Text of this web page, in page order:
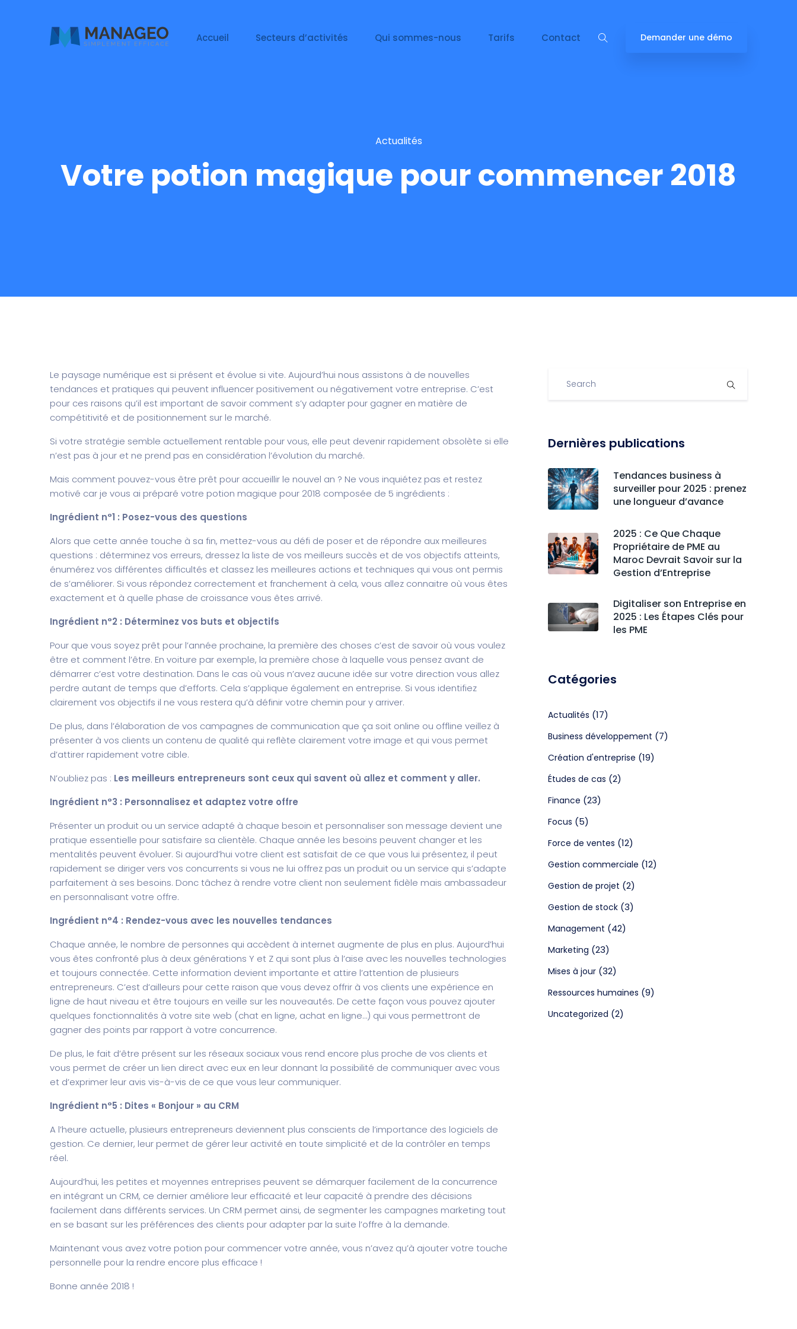
Accueil Secteurs d’activités Qui sommes-nous Tarifs Contact Demander une démo
Actualités
Votre potion magique pour commencer 2018
Le paysage numérique est si présent et évolue si vite. Aujourd’hui nous assistons à de nouvelles
tendances et pratiques qui peuvent influencer positivement ou négativement votre entreprise. C’est
pour ces raisons qu’il est important de savoir comment s’y adapter pour gagner en matière de
compétitivité et de positionnement sur le marché.
Si votre stratégie semble actuellement rentable pour vous, elle peut devenir rapidement obsolète si elle
n’est pas à jour et ne prend pas en considération l’évolution du marché.
Mais comment pouvez-vous être prêt pour accueillir le nouvel an ? Ne vous inquiétez pas et restez
motivé car je vous ai préparé votre potion magique pour 2018 composée de 5 ingrédients :
Ingrédient n°1 : Posez-vous des questions
Alors que cette année touche à sa fin, mettez-vous au défi de poser et de répondre aux meilleures
questions : déterminez vos erreurs, dressez la liste de vos meilleurs succès et de vos objectifs atteints,
énumérez vos différentes difficultés et classez les meilleures actions et techniques qui vous ont permis
de s’améliorer. Si vous répondez correctement et franchement à cela, vous allez connaitre où vous êtes
exactement et à quelle phase de croissance vous êtes arrivé.
Ingrédient n°2 : Déterminez vos buts et objectifs
Pour que vous soyez prêt pour l’année prochaine, la première des choses c’est de savoir où vous voulez
être et comment l’être. En voiture par exemple, la première chose à laquelle vous pensez avant de
démarrer c’est votre destination. Dans le cas où vous n’avez aucune idée sur votre direction vous allez
perdre autant de temps que d’efforts. Cela s’applique également en entreprise. Si vous identifiez
clairement vos objectifs il ne vous restera qu’à définir votre chemin pour y arriver.
De plus, dans l’élaboration de vos campagnes de communication que ça soit online ou offline veillez à
présenter à vos clients un contenu de qualité qui reflète clairement votre image et qui vous permet
d’attirer rapidement votre cible.
N’oubliez pas : Les meilleurs entrepreneurs sont ceux qui savent où allez et comment y aller.
Ingrédient n°3 : Personnalisez et adaptez votre offre
Présenter un produit ou un service adapté à chaque besoin et personnaliser son message devient une
pratique essentielle pour satisfaire sa clientèle. Chaque année les besoins peuvent changer et les
mentalités peuvent évoluer. Si aujourd’hui votre client est satisfait de ce que vous lui présentez, il peut
rapidement se diriger vers vos concurrents si vous ne lui offrez pas un produit ou un service qui s’adapte
parfaitement à ses besoins. Donc tâchez à rendre votre client non seulement fidèle mais ambassadeur
en personnalisant votre offre.
Ingrédient n°4 : Rendez-vous avec les nouvelles tendances
Chaque année, le nombre de personnes qui accèdent à internet augmente de plus en plus. Aujourd’hui
vous êtes confronté plus à deux générations Y et Z qui sont plus à l’aise avec les nouvelles technologies
et toujours connectée. Cette information devient importante et attire l’attention de plusieurs
entrepreneurs. C’est d’ailleurs pour cette raison que vous devez offrir à vos clients une expérience en
ligne de haut niveau et être toujours en veille sur les nouveautés. De cette façon vous pouvez ajouter
quelques fonctionnalités à votre site web (chat en ligne, achat en ligne…) qui vous permettront de
gagner des points par rapport à votre concurrence.
De plus, le fait d’être présent sur les réseaux sociaux vous rend encore plus proche de vos clients et
vous permet de créer un lien direct avec eux en leur donnant la possibilité de communiquer avec vous
et d’exprimer leur avis vis-à-vis de ce que vous leur communiquer.
Ingrédient n°5 : Dites « Bonjour » au CRM
A l’heure actuelle, plusieurs entrepreneurs deviennent plus conscients de l’importance des logiciels de
gestion. Ce dernier, leur permet de gérer leur activité en toute simplicité et de la contrôler en temps
réel.
Aujourd’hui, les petites et moyennes entreprises peuvent se démarquer facilement de la concurrence
en intégrant un CRM, ce dernier améliore leur efficacité et leur capacité à prendre des décisions
facilement dans différents services. Un CRM permet ainsi, de segmenter les campagnes marketing tout
en se basant sur les préférences des clients pour adapter par la suite l’offre à la demande.
Maintenant vous avez votre potion pour commencer votre année, vous n’avez qu’à ajouter votre touche
personnelle pour la rendre encore plus efficace !
Bonne année 2018 !
Dernières publications
Tendances business à
surveiller pour 2025 : prenez
une longueur d’avance
2025 : Ce Que Chaque
Propriétaire de PME au
Maroc Devrait Savoir sur la
Gestion d’Entreprise
Digitaliser son Entreprise en
2025 : Les Étapes Clés pour
les PME
Catégories
Actualités (17)
Business développement (7)
Création d'entreprise (19)
Études de cas (2)
Finance (23)
Focus (5)
Force de ventes (12)
Gestion commerciale (12)
Gestion de projet (2)
Gestion de stock (3)
Management (42)
Marketing (23)
Mises à jour (32)
Ressources humaines (9)
Uncategorized (2)